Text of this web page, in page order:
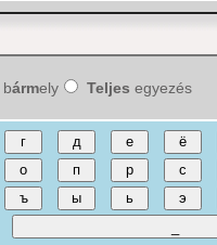
bármely Teljes egyezés